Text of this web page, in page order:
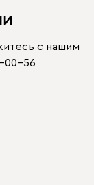
с нашим
00-56